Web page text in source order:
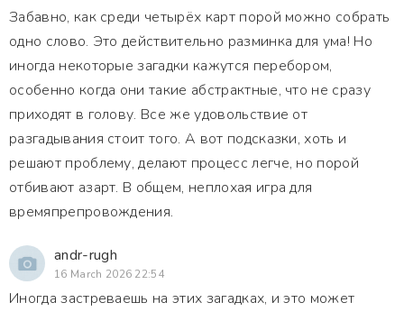
Забавно, как среди четырёх карт порой можно собрать
одно слово. Это действительно разминка для ума! Но
иногда некоторые загадки кажутся перебором,
особенно когда они такие абстрактные, что не сразу
приходят в голову. Все же удовольствие от
разгадывания стоит того. А вот подсказки, хоть и
решают проблему, делают процесс легче, но порой
отбивают азарт. В общем, неплохая игра для
времяпрепровождения.
andr-rugh
16 March 2026 22:54
Иногда застреваешь на этих загадках, и это может